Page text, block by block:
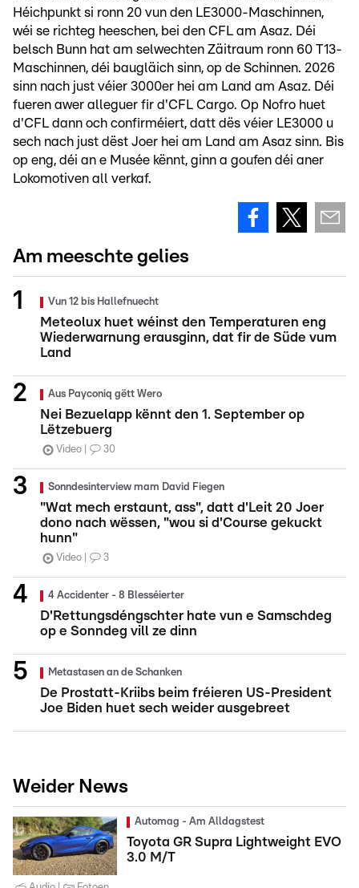
Héichpunkt si ronn 20 vun den LE3000-Maschinnen,
wéi se richteg heeschen, bei den CFL am Asaz. Déi
belsch Bunn hat am selwechten Zäitraum ronn 60 T13-
Maschinnen, déi baugläich sinn, op de Schinnen. 2026
sinn nach just véier 3000er hei am Land am Asaz. Déi
fueren awer alleguer fir d'CFL Cargo. Op Nofro huet
d'CFL dann och confirméiert, datt dës véier LE3000 u
sech nach just dëst Joer hei am Land am Asaz sinn. Bis
op eng, déi an e Musée kënnt, ginn a goufen déi aner
Lokomotiven all verkaf.
Am meeschte gelies
Vun 12 bis Hallefnuecht
Meteolux huet wéinst den Temperaturen eng
Wiederwarnung erausginn, dat fir de Süde vum
Land
Aus Payconiq gëtt Wero
Nei Bezuelapp kënnt den 1. September op
Lëtzebuerg
Video 30
Sonndesinterview mam David Fiegen
"Wat mech erstaunt, ass", datt d'Leit 20 Joer
dono nach wëssen, "wou si d'Course gekuckt
hunn"
Video 3
4 Accidenter - 8 Blesséierter
D'Rettungsdéngschter hate vun e Samschdeg
op e Sonndeg vill ze dinn
Metastasen an de Schanken
De Prostatt-Kriibs beim fréieren US-President
Joe Biden huet sech weider ausgebreet
Weider News
Automag - Am Alldagstest
Toyota GR Supra Lightweight EVO
3.0 M/T